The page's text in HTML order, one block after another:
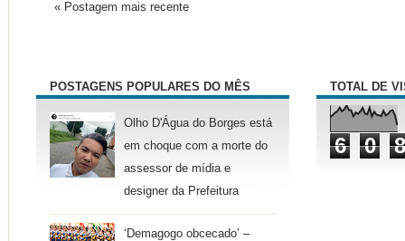
« Postagem mais recente
POSTAGENS POPULARES DO MÊS
Olho D'Água do Borges está
em choque com a morte do
assessor de mídia e
designer da Prefeitura
‘Demagogo obcecado’ –
TOTAL DE
6 0 8